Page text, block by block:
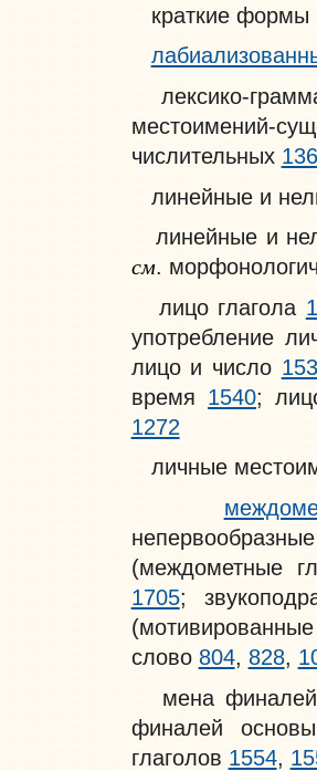
краткие формы
лексико-
местоимений-
числительных
линейные и
линейные и
см.
лицо глагола
употребление
лицо и число
время 1540;
1272
личные
(междометные
1705;
слово 804, 828,
мена финалей
финалей
глаголов 1554,